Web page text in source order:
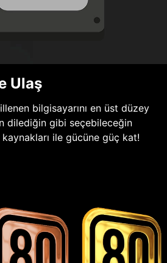
Ulaş
bilgisayarını en üst düzey
dilediğin gibi seçebileceğin
ile gücüne güç kat!